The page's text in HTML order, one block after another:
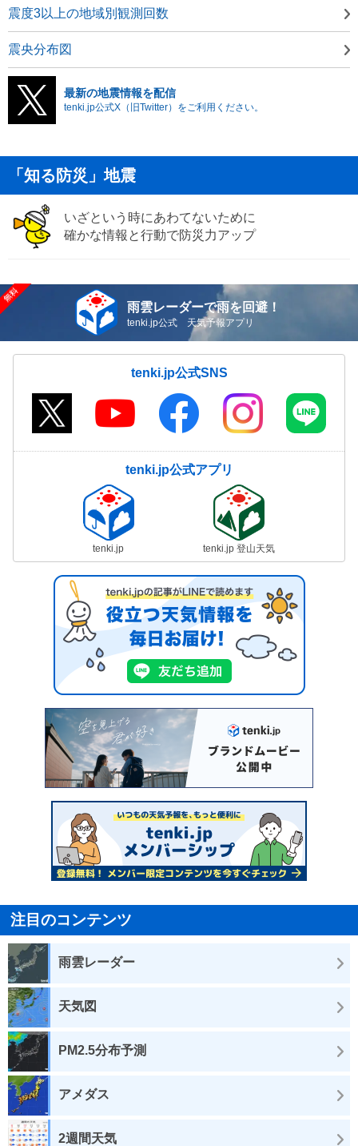
震度3以上の地域別観測回数
震央分布図
最新の地震情報を配信
tenki.jp公式X（旧Twitter）をご利用ください。
「知る防災」地震
いざという時にあわてないために
確かな情報と行動で防災力アップ
雨雲レーダーで雨を回避！
tenki.jp公式 天気予報アプリ
tenki.jp公式SNS
tenki.jp公式アプリ
tenki.jp tenki.jp 登山天気
注目のコンテンツ
雨雲レーダー
天気図
PM2.5分布予測
アメダス
2週間天気